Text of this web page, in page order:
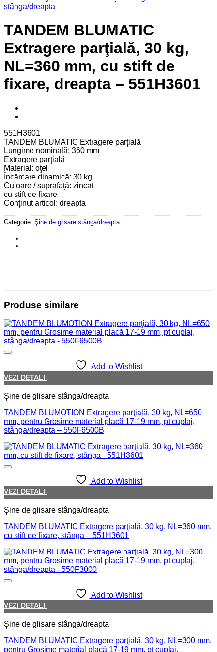
stânga/dreapta
TANDEM BLUMATIC
Extragere parţială, 30 kg,
NL=360 mm, cu stift de
fixare, dreapta – 551H3601
551H3601
TANDEM BLUMATIC Extragere parţială
Lungime nominală: 360 mm
Extragere parţială
Material: oţel
Încărcare dinamică: 30 kg
Culoare / suprafaţă: zincat
cu stift de fixare
Conţinut articol: dreapta
Categorie: Şine de glisare stânga/dreapta
Produse similare
Add to Wishlist
VEZI DETALII
Şine de glisare stânga/dreapta
TANDEM BLUMOTION Extragere parţială, 30 kg, NL=650
mm, pentru Grosime material placă 17-19 mm, pt cuplaj,
stânga/dreapta – 550F6500B
Add to Wishlist
VEZI DETALII
Şine de glisare stânga/dreapta
TANDEM BLUMATIC Extragere parţială, 30 kg, NL=360 mm,
cu stift de fixare, stânga – 551H3601
Add to Wishlist
VEZI DETALII
Şine de glisare stânga/dreapta
TANDEM BLUMATIC Extragere parţială, 30 kg, NL=300 mm,
pentru Grosime material placă 17-19 mm, pt cuplaj,